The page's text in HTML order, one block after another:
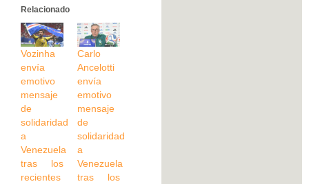
Relacionado
Vozinha
envía
emotivo
mensaje
de
solidaridad
a
Venezuela
tras los
recientes
Carlo
Ancelotti
envía
emotivo
mensaje
de
solidaridad
a
Venezuela
tras los